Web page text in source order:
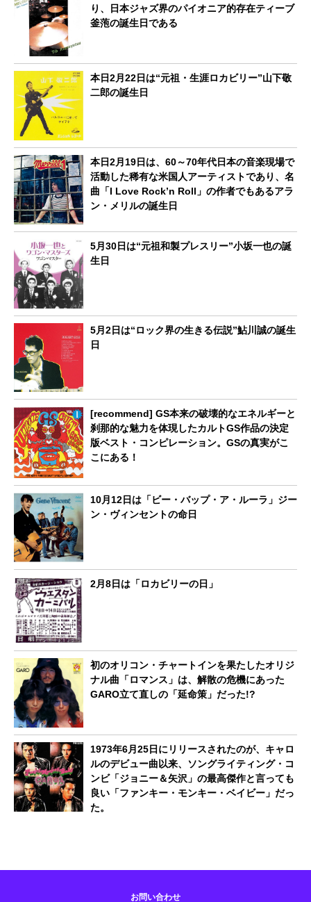
り、日本ジャズ界のパイオニア的存在ティーブ
釜萢の誕生日である
本日2月22日は“元祖・生涯ロカビリー”山下敬
二郎の誕生日
本日2月19日は、60～70年代日本の音楽現場で
活動した稀有な米国人アーティストであり、名
曲「I Love Rock’n Roll」の作者でもあるアラ
ン・メリルの誕生日
5月30日は“元祖和製プレスリー”小坂一也の誕
生日
5月2日は“ロック界の生きる伝説”鮎川誠の誕生
日
[recommend] GS本来の破壊的なエネルギーと
刹那的な魅力を体現したカルトGS作品の決定
版ベスト・コンピレーション。GSの真実がこ
こにある！
10月12日は「ビー・バップ・ア・ルーラ」ジー
ン・ヴィンセントの命日
2月8日は「ロカビリーの日」
初のオリコン・チャートインを果たしたオリジ
ナル曲「ロマンス」は、解散の危機にあった
GARO立て直しの「延命策」だった!?
1973年6月25日にリリースされたのが、キャロ
ルのデビュー曲以来、ソングライティング・コ
ンビ「ジョニー＆矢沢」の最高傑作と言っても
良い「ファンキー・モンキー・ベイビー」だっ
た。
お問い合わせ